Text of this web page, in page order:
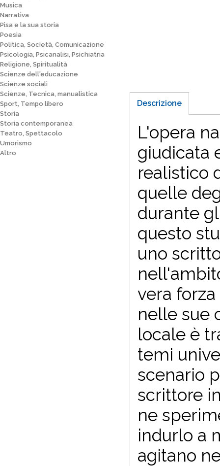
Musica
Narrativa
Pisa e la sua storia
Poesia
Politica, Società, Comunicazione
Psicologia, Psicanalisi, Psichiatria
Religione, Spiritualità
Scienze dell'educazione
Scienze sociali
Scienze, Tecnica, manualistica
Sport, Tempo libero
Storia
Storia contemporanea
Teatro, Spettacolo
Umorismo
Altro
Descrizione
L'opera
giudicata
realistico
quelle
durante
questo
uno
vera
nelle sue
locale è
temi
scenario
scrittore
ne
indurlo a
agitano